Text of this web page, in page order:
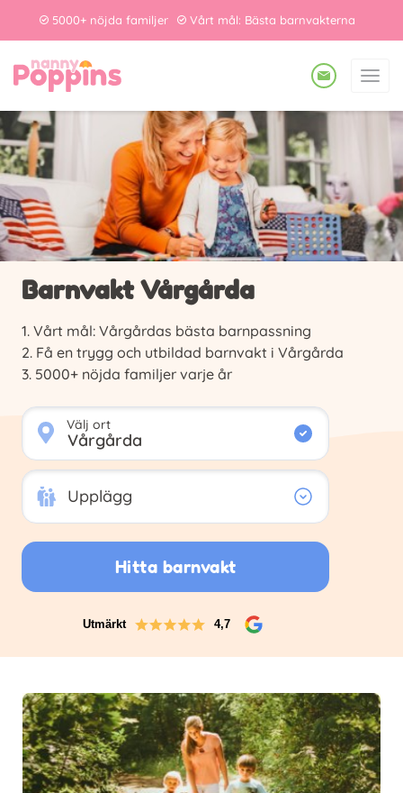
5000+ nöjda familjer Vårt mål: Bästa barnvakterna
Barnvakt Vårgårda
Vårt mål: Vårgårdas bästa barnpassning
Få en trygg och utbildad barnvakt i Vårgårda
5000+ nöjda familjer varje år
Välj ort
Upplägg
Upplägg
Hitta barnvakt
Utmärkt 4,7